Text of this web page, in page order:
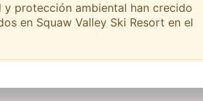
y protección ambiental han crecido
en Squaw Valley Ski Resort en el